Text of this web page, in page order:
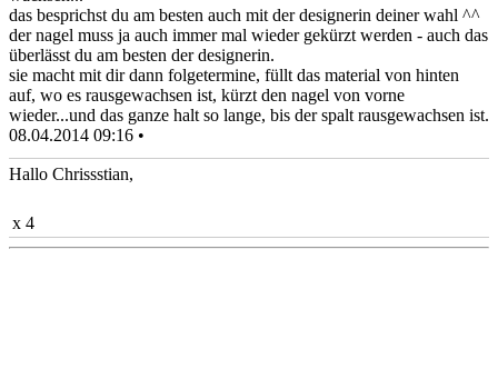
das besprichst du am besten auch mit der designerin deiner wahl ^^
der nagel muss ja auch immer mal wieder gekürzt werden - auch das
überlässt du am besten der designerin.
sie macht mit dir dann folgetermine, füllt das material von hinten
auf, wo es rausgewachsen ist, kürzt den nagel von vorne
wieder...und das ganze halt so lange, bis der spalt rausgewachsen ist.
08.04.2014 09:16 •
Hallo Chrissstian,
x 4